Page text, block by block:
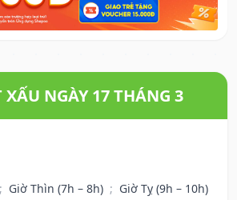
XẤU NGÀY 17 THÁNG 3
; Giờ Thìn (7h – 8h) ; Giờ Tỵ (9h – 10h)